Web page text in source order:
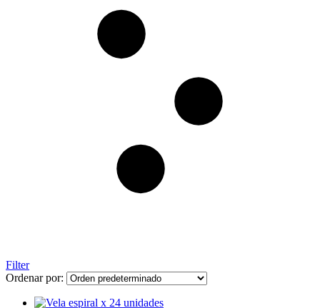
Filter
Ordenar por: